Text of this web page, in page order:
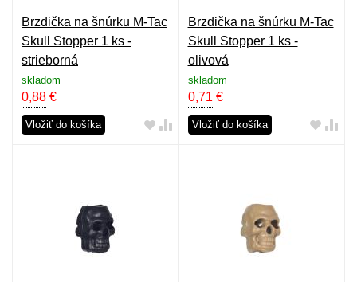
Brzdička na šnúrku M-Tac
Skull Stopper 1 ks -
strieborná
skladom
0,88 €
Vložiť do košíka
Brzdička na šnúrku M-Tac
Skull Stopper 1 ks -
olivová
skladom
0,71 €
Vložiť do košíka